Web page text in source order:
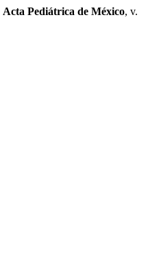
Acta Pediátrica de México, v.